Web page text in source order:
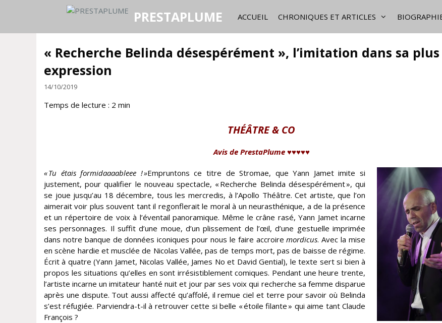
PRESTAPLUME ACCUEIL CHRONIQUES ET ARTICLES
« Recherche Belinda désespérément », l’imitation dans sa
expression
14/10/2019
Temps de lecture : 2 min
THÉÂTRE & CO
Avis de PrestaPlume ♥♥♥♥♥
« Tu étais formidaaaableee ! »Empruntons ce titre de Stromae, que Yann Jamet imite si
justement, pour qualifier le nouveau spectacle, « Recherche Belinda désespérément », qui
se joue jusqu’au 18 décembre, tous les mercredis, à l’Apollo Théâtre. Cet artiste, que l’on
aimerait voir plus souvent tant il regonflerait le moral à un neurasthénique, a de la présence
et un répertoire de voix à l’éventail panoramique. Même le crâne rasé, Yann Jamet incarne
ses personnages. Il suffit d’une moue, d’un plissement de l’œil, d’une gestuelle imprimée
dans notre banque de données iconiques pour nous le faire accroiremordicus. Avec la mise
en scène hardie et musclée de Nicolas Vallée, pas de temps mort, pas de baisse de régime.
Écrit à quatre (Yann Jamet, Nicolas Vallée, James No et David Gential), le texte sert si bien à
propos les situations qu’elles en sont irrésistiblement comiques. Pendant une heure trente,
l’artiste incarne un imitateur hanté nuit et jour par ses voix qui recherche sa femme disparue
après une dispute. Tout aussi affecté qu’affolé, il remue ciel et terre pour savoir où Belinda
s’est réfugiée. Parviendra-t-il à retrouver cette si belle « étoile filante » qui aime tant Claude
François ?